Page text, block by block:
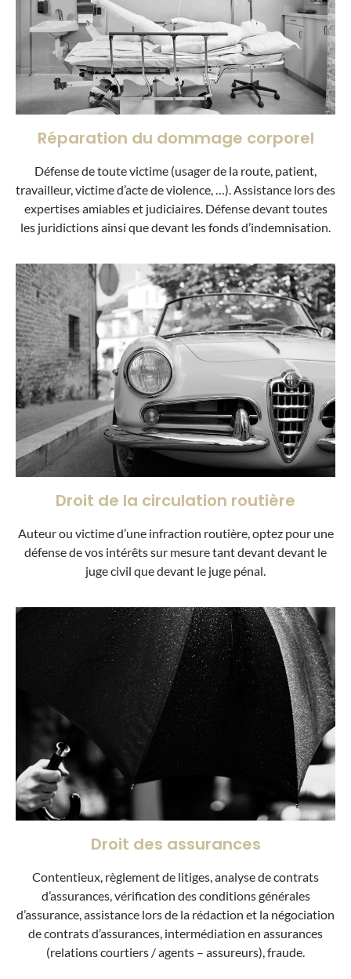
Réparation du dommage corporel
Défense de toute victime (usager de la route, patient,
travailleur, victime d’acte de violence, …). Assistance lors des
expertises amiables et judiciaires. Défense devant toutes
les juridictions ainsi que devant les fonds d’indemnisation.
Droit de la circulation routière
Auteur ou victime d’une infraction routière, optez pour une
défense de vos intérêts sur mesure tant devant devant le
juge civil que devant le juge pénal.
Droit des assurances
Contentieux, règlement de litiges, analyse de contrats
d’assurances, vérification des conditions générales
d’assurance, assistance lors de la rédaction et la négociation
de contrats d’assurances, intermédiation en assurances
(relations courtiers / agents – assureurs), fraude.